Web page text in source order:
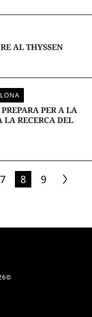
AL THYSSEN
PER A LA
LA RECERCA DEL
7 8 9